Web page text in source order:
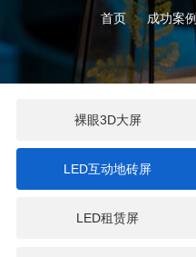
首页 成功案例
裸眼3D大屏
LED互动地砖屏
LED租赁屏